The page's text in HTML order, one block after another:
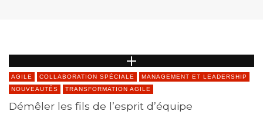
AGILE COLLABORATION SPÉCIALE
MANAGEMENT ET LEADERSHIP
NOUVEAUTÉS
TRANSFORMATION AGILE
Démêler les fils de l’esprit d’équipe